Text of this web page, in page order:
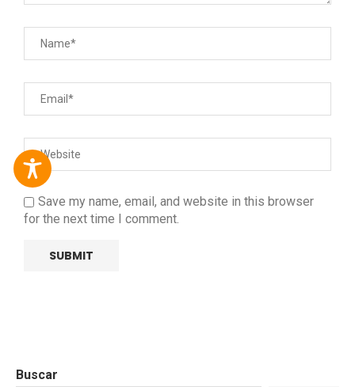
Save my name, email, and website in this browser
for the next time I comment.
Buscar